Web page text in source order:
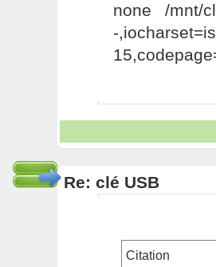
none /mnt/
-
Re: clé USB
Citation